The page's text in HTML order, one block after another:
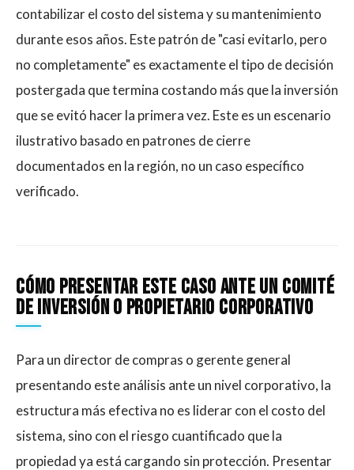
contabilizar el costo del sistema y su mantenimiento
durante esos años. Este patrón de "casi evitarlo, pero
no completamente" es exactamente el tipo de decisión
postergada que termina costando más que la inversión
que se evitó hacer la primera vez. Este es un escenario
ilustrativo basado en patrones de cierre
documentados en la región, no un caso específico
verificado.
Cómo Presentar Este Caso Ante Un Comité
De Inversión O Propietario Corporativo
Para un director de compras o gerente general
presentando este análisis ante un nivel corporativo, la
estructura más efectiva no es liderar con el costo del
sistema, sino con el riesgo cuantificado que la
propiedad ya está cargando sin protección. Presentar